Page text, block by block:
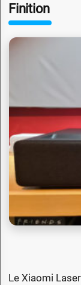
Finition
Le Xiaomi